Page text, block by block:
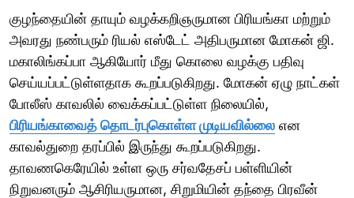
குழந்தையின் தாயும் வழக்கறிஞருமான பிரியங்கா மற்றும்
அவரது நண்பரும் ரியல் எஸ்டேட் அதிபருமான மோகன் ஜி.
மகாலிங்கப்பா ஆகியோர் மீது கொலை வழக்கு பதிவு
செய்யப்பட்டுள்ளதாக கூறப்படுகிறது. மோகன் ஏழு நாட்கள்
போலீஸ் காவலில் வைக்கப்பட்டுள்ள நிலையில்,
பிரியங்காவைத் தொடர்புகொள்ள முடியவில்லை என
காவல்துறை தரப்பில் இருந்து கூறப்படுகிறது.
தாவணகெரேயில் உள்ள ஒரு சர்வதேசப் பள்ளியின்
நிறுவனரும் ஆசிரியருமான, சிறுமியின் தந்தை பிரவீன்